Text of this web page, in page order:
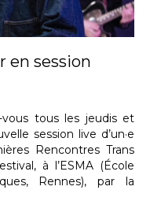
en session
vous tous les jeudis et
session live d’un·e
Rencontres Trans
à l’ESMA (École
Rennes), par la